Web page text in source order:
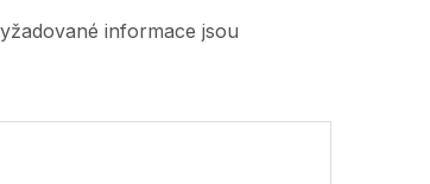
informace jsou